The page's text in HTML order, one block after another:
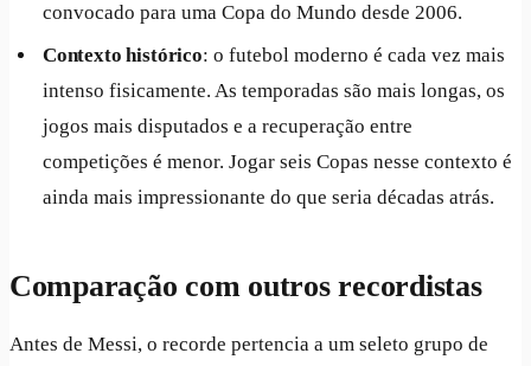
convocado para uma Copa do Mundo desde 2006.
Contexto histórico: o futebol moderno é cada vez mais
intenso fisicamente. As temporadas são mais longas, os
jogos mais disputados e a recuperação entre
competições é menor. Jogar seis Copas nesse contexto é
ainda mais impressionante do que seria décadas atrás.
Comparação com outros recordistas
Antes de Messi, o recorde pertencia a um seleto grupo de